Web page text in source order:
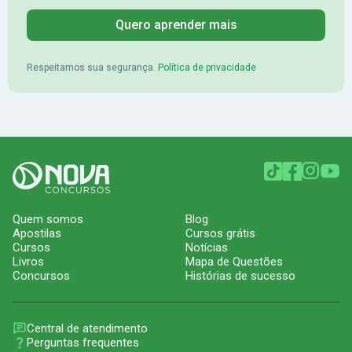
Quero aprender mais
Respeitamos sua segurança. Política de privacidade
Quem somos
Apostilas
Cursos
Livros
Concursos
Blog
Cursos grátis
Notícias
Mapa de Questões
Histórias de sucesso
Central de atendimento
Perguntas frequentes